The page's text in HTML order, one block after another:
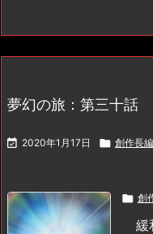
夢幻の旅：第三十話
 2020年1月17日  創作長
 創
緩